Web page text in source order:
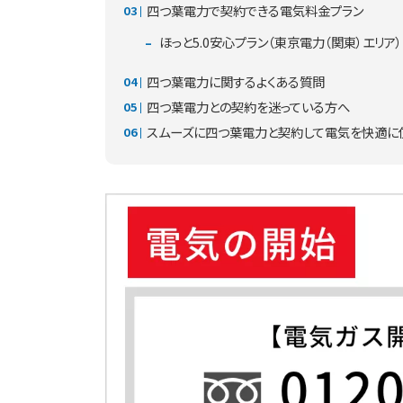
四つ葉電力で契約できる電気料金プラン
ほっと5.0安心プラン（東京電力（関東）エリア）
四つ葉電力に関するよくある質問
四つ葉電力との契約を迷っている方へ
スムーズに四つ葉電力と契約して電気を快適に